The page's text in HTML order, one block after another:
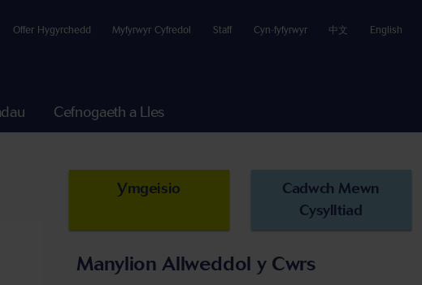
Offer Hygyrchedd Myfyrwyr Cyfredol Staff Cyn-fyfyrwyr 中文 English
Cefnogaeth a Lles
Ymgeisio
Cadwch Mewn
Cysylltiad
Manylion Allweddol y Cwrs